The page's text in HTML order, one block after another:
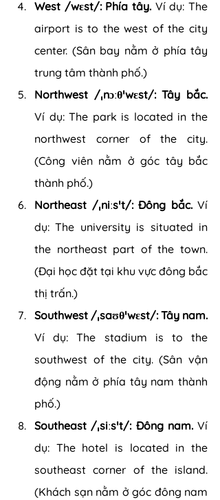
West /wɛst/: Phía tây. Ví dụ: The
airport is to the west of the city
center. (Sân bay nằm ở phía tây
trung tâm thành phố.)
Northwest /ˌnɔːθˈwɛst/: Tây bắc.
Ví dụ: The park is located in the
northwest corner of the city.
(Công viên nằm ở góc tây bắc
thành phố.)
Northeast /ˌniːsˈt/: Đông bắc. Ví
dụ: The university is situated in
the northeast part of the town.
(Đại học đặt tại khu vực đông bắc
thị trấn.)
Ví dụ: The stadium is to the
southwest of the city. (Sân vận
động nằm ở phía tây nam thành
phố.)
Southeast /ˌsiːsˈt/: Đông nam. Ví
dụ: The hotel is located in the
southeast corner of the island.
(Khách sạn nằm ở góc đông nam